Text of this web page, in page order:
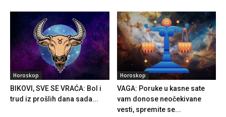
Horoskop
BIKOVI, SVE SE VRAĆA: Bol i
trud iz prošlih dana sada...
Horoskop
VAGA: Poruke u kasne sate
vam donose neočekivane
vesti, spremite se...